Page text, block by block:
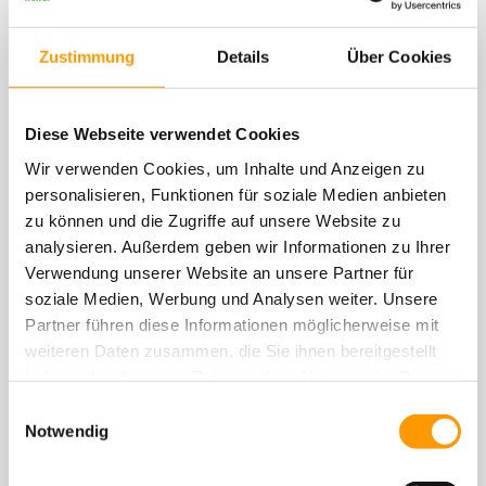
Zustimmung Details Über Cookies
Diese Webseite verwendet Cookies
Wir verwenden Cookies, um Inhalte und Anzeigen zu
personalisieren, Funktionen für soziale Medien anbieten
zu können und die Zugriffe auf unsere Website zu
analysieren. Außerdem geben wir Informationen zu Ihrer
Verwendung unserer Website an unsere Partner für
soziale Medien, Werbung und Analysen weiter. Unsere
Partner führen diese Informationen möglicherweise mit
weiteren Daten zusammen, die Sie ihnen bereitgestellt
Cookies, wenn Sie unsere Webseite weiterhin nutzen.
Notwendig
Weihnachtsspende 2025: Bildung fördern. Zukunft
ermöglichen.
Mit unserer Weihnachtsspende 2025 unterstützen wir mit insgesamt
30.000 Euro das Malawi-Projekt der kath. Kirchengemeinde Kaunitz
sowie Projekte der Aktionsgruppe Kinder in Not e.V. in Indien. Die
Spenden fördern Bildung, Aufklärung und stärken Kinder und
Jugendliche nachhaltig.